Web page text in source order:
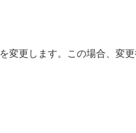
変更します。この場合、変